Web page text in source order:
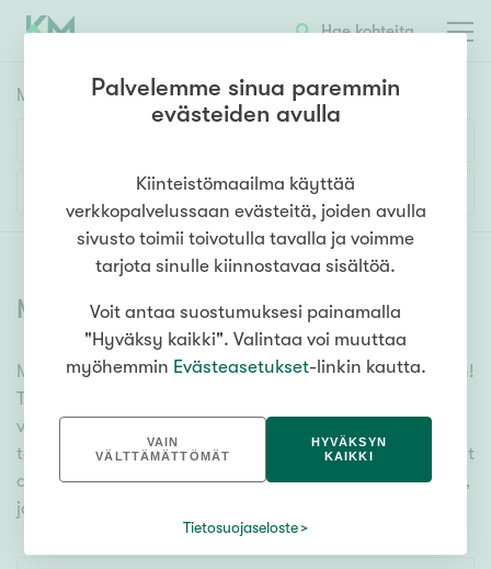
Hae kohteita
Myyntikohteet
1h 2h 3h 4h 5h+
Asuntotyyppi
Kerros-/luhtitalo
Rivitalo/paritalo
Omakoti-/erillistalo
Maa- tai metsätila
Vapaa-ajan asunto
Lisää hakuehtoja
Myytävät asunnot (6338)
Meiltä löydät myytävät asunnot, oli tarpeesi mikä vain!
Tuhansien kohteiden ja satojen kiinteistönvälittäjien
verkostomme auttaa sinua kenties elämäsi
tärkeimmässä päätöksessä. Katso alta kaikki myytävät
asunnot. Hyödynnä myös kätevää hakutyökaluamme,
jonka avulla löydät omien toiveidesi mukaisen kodin.
Palvelemme sinua paremmin
evästeiden avulla
Kiinteistömaailma käyttää
verkkopalvelussaan evästeitä, joiden avulla
sivusto toimii toivotulla tavalla ja voimme
tarjota sinulle kiinnostavaa sisältöä.
Voit antaa suostumuksesi painamalla
"Hyväksy kaikki". Valintaa voi muuttaa
myöhemmin Evästeasetukset-linkin kautta.
VAIN
VÄLTTÄMÄTTÖMÄT
HYVÄKSYN
KAIKKI
Tietosuojaseloste